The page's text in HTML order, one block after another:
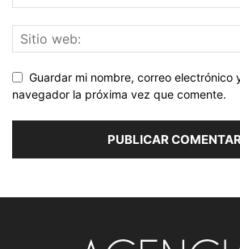
Guardar mi nombre, correo electrónico
navegador la próxima vez que comente.